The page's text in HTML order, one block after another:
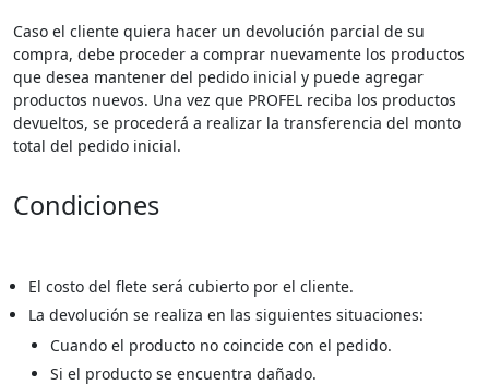
Caso el cliente quiera hacer un devolución parcial de su
compra, debe proceder a comprar nuevamente los productos
que desea mantener del pedido inicial y puede agregar
productos nuevos. Una vez que PROFEL reciba los productos
devueltos, se procederá a realizar la transferencia del monto
total del pedido inicial.
Condiciones
El costo del flete será cubierto por el cliente.
La devolución se realiza en las siguientes situaciones:
Cuando el producto no coincide con el pedido.
Si el producto se encuentra dañado.